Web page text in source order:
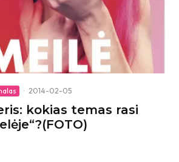
· 2014-02-05
kokias temas rasi